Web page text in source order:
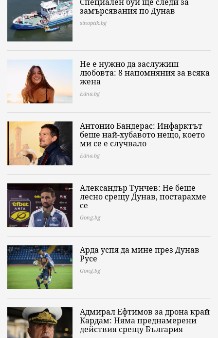
замърсявания по Дунав
sinoptik.bg
Не е нужно да заслужиш
любовта: 8 напомняния за всяка
жена
Edna.bg
Антонио Бандерас: Инфарктът
беше най-хубавото нещо, което
ми се е случвало
Edna.bg
Александър Тунчев: Не беше
лесно срещу Дунав, постарахме
се
Gong.bg
Арда успя да мине през Дунав
Русе
Gong.bg
Адмирал Ефтимов за дрона край
Кардам: Няма преднамерени
действия срещу България